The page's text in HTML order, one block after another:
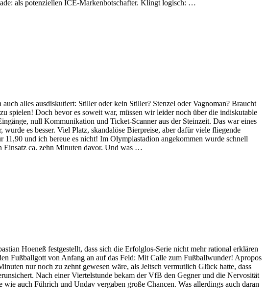
als potenziellen ICE-Markenbotschafter. Klingt logisch: …
alles ausdiskutiert: Stiller oder kein Stiller? Stenzel oder Vagnoman? Braucht
Doch bevor es soweit war, müssen wir leider noch über die indiskutable
null Kommunikation und Ticket-Scanner aus der Steinzeit. Das war eines
es besser. Viel Platz, skandalöse Bierpreise, aber dafür viele fliegende
und ich bereue es nicht! Im Olympiastadion angekommen wurde schnell
Einsatz ca. zehn Minuten davor. Und was …
Hoeneß festgestellt, dass sich die Erfolglos-Serie nicht mehr rational erklären
Fußballgott von Anfang an auf das Feld: Mit Calle zum Fußballwunder! Apropos
nur noch zu zehnt gewesen wäre, als Jeltsch vermutlich Glück hatte, dass
Nach einer Viertelstunde bekam der VfB den Gegner und die Nervosität
auch Führich und Undav vergaben große Chancen. Was allerdings auch daran